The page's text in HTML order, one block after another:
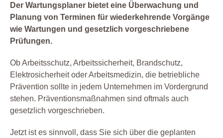
Der Wartungsplaner bietet eine Überwachung und
Planung von Terminen für wiederkehrende Vorgänge
wie Wartungen und gesetzlich vorgeschriebene
Prüfungen.
Ob Arbeitsschutz, Arbeitssicherheit, Brandschutz,
Elektrosicherheit oder Arbeitsmedizin, die betriebliche
Prävention sollte in jedem Unternehmen im Vordergrund
stehen. Präventionsmaßnahmen sind oftmals auch
gesetzlich vorgeschrieben.
Jetzt ist es sinnvoll, dass Sie sich über die geplanten